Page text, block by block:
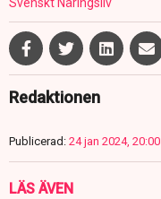
Redaktionen
Publicerad: 24 jan 2024, 20:00
LÄS ÄVEN